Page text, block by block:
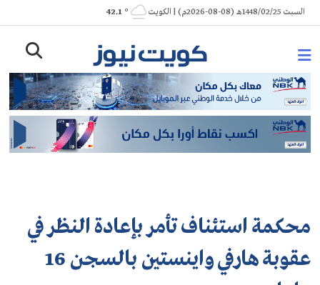
Skip
to
السبت 1448/02/25هـ (08-08-2026م) | الكويت ° 42.1
محكمة استئناف تأمر بإعادة النظر في
عقوبة هارفي واينستين بالسجن 16